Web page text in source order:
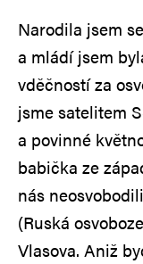
Narodila jsem
a mládí jsem
vděčností za
jsme satelitem
a povinné
babička ze
nás
(Ruská
Vlasova. Aniž